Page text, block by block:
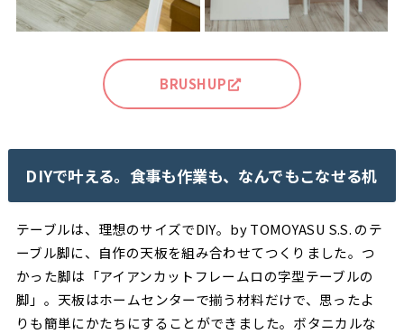
BRUSHUP
DIYで叶える。 食事も作業も、なんでもこなせる机
テーブルは、理想のサイズでDIY。by TOMOYASU S.S. のテ
ーブル脚に、自作の天板を組み合わせてつくりました。つ
かった脚は「アイアンカットフレームロの字型テーブルの
脚」。天板はホームセンターで揃う材料だけで、思ったよ
りも簡単にかたちにすることができました。ボタニカルな